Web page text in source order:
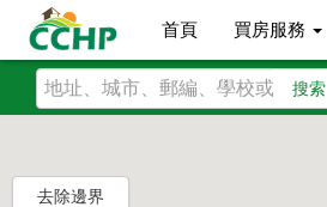
首頁 買房服務
搜索
去除邊界